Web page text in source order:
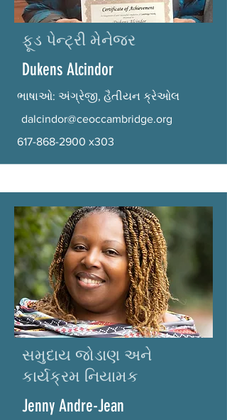
ફૂડ પેન્ટ્રી મેનેજર
Dukens Alcindor
ભાષાઓ: અંગ્રેજી, હૈતીયન ક્રેઓલ
dalcindor@ceoccambridge.org
617-868-2900 x303
સમુદાય જોડાણ અને
કાર્યક્રમ નિયામક
Jenny Andre-Jean